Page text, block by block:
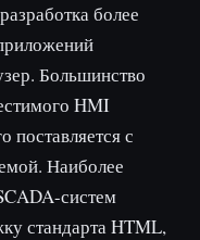
более
Большинство
HMI
поставляется с
Наиболее
систем
стандарта HTML,